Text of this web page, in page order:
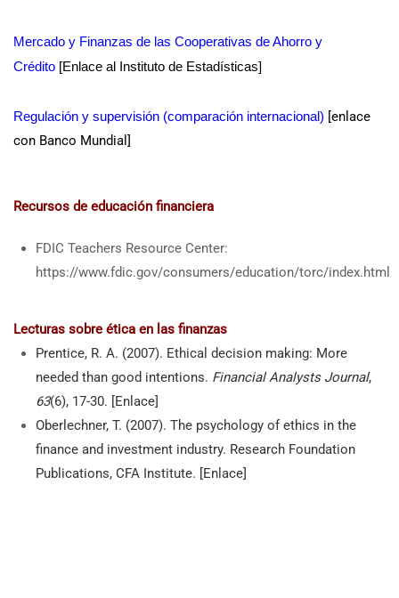
Mercado y Finanzas de las Cooperativas de Ahorro y
Crédito [Enlace al Instituto de Estadísticas]
Regulación y supervisión (comparación internacional) [enlace
con Banco Mundial]
Recursos de educación financiera
FDIC Teachers Resource Center:
https://www.fdic.gov/consumers/education/torc/index.html
Lecturas sobre ética en las finanzas
Prentice, R. A. (2007). Ethical decision making: More
needed than good intentions. Financial Analysts Journal,
63(6), 17-30. [Enlace]
Oberlechner, T. (2007). The psychology of ethics in the
finance and investment industry. Research Foundation
Publications, CFA Institute. [Enlace]